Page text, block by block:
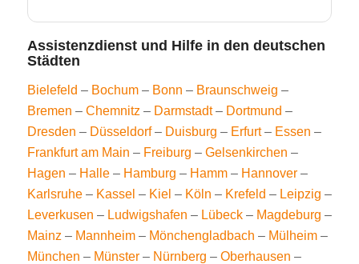
Assistenzdienst und Hilfe in den deutschen
Städten
Bielefeld – Bochum– Bonn – Braunschweig –
Bremen – Chemnitz – Darmstadt– Dortmund –
Dresden – Düsseldorf– Duisburg – Erfurt– Essen –
Frankfurt am Main – Freiburg – Gelsenkirchen –
Hagen – Halle– Hamburg – Hamm– Hannover–
Karlsruhe– Kassel – Kiel – Köln – Krefeld – Leipzig –
Leverkusen – Ludwigshafen – Lübeck– Magdeburg –
Mainz – Mannheim– Mönchengladbach – Mülheim–
München – Münster– Nürnberg – Oberhausen –